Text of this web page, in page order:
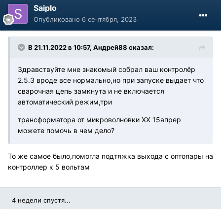
Saiplo
Опубликовано 6 сентября, 2023
В 21.11.2022 в 10:57, Андрей88 сказал:
Здравствуйте мне знакомый собрал ваш контролёр
2.5.3 вроде все нормально,но при запуске выдает что
сварочная цепь замкнута и не включается
автоматический режим,три
трансформатора от микроволновки ХХ 15апрер
можете помочь в чем дело?
То же самое было,помогла подтяжка выхода с оптопары на
контроллер к 5 вольтам
4 недели спустя...